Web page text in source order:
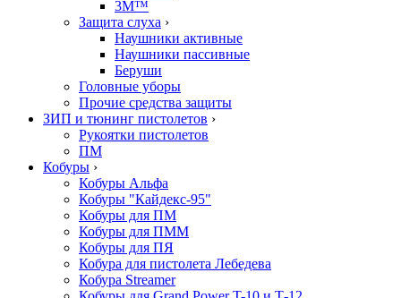
3M™
Защита слуха ›
Наушники активные
Наушники пассивные
Беруши
Головные уборы
Прочие средства защиты
ЗИП и тюнинг пистолетов ›
Рукоятки пистолетов
ПМ
Кобуры ›
Кобуры Альфа
Кобуры "Кайдекс-95"
Кобуры для ПМ
Кобуры для ПММ
Кобуры для ПЯ
Кобура для пистолета Лебедева
Кобура Streamer